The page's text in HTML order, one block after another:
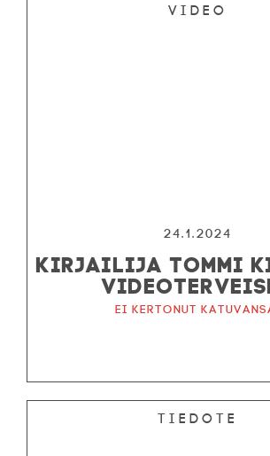
Video
24.1.2024
KIRJAILIJA TOMMI
Ei kertonut
Tiedote